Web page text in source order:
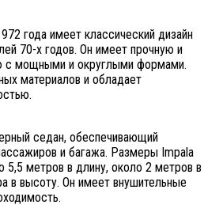
года имеет классический дизайн
70-х годов. Он имеет прочную и
с мощными и округлыми формами.
материалов и обладает
седан, обеспечивающий
и багажа. Размеры Impala
5,5 метров в длину, около 2 метров в
в высоту. Он имеет внушительные